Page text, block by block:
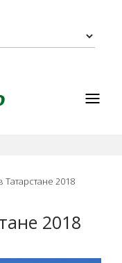
2018
2018